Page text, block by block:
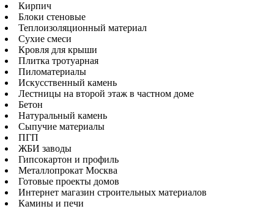
Кирпич
Блоки стеновые
Теплоизоляционный материал
Сухие смеси
Кровля для крыши
Плитка тротуарная
Пиломатериалы
Искусственный камень
Лестницы на второй этаж в частном доме
Бетон
Натуральный камень
Сыпучие материалы
ПГП
ЖБИ заводы
Гипсокартон и профиль
Металлопрокат Москва
Готовые проекты домов
Интернет магазин строительных материалов
Камины и печи